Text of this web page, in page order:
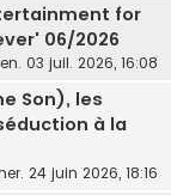
for
06/2026
03 juil. 2026, 16:08
Son), les
à la
24 juin 2026, 18:16